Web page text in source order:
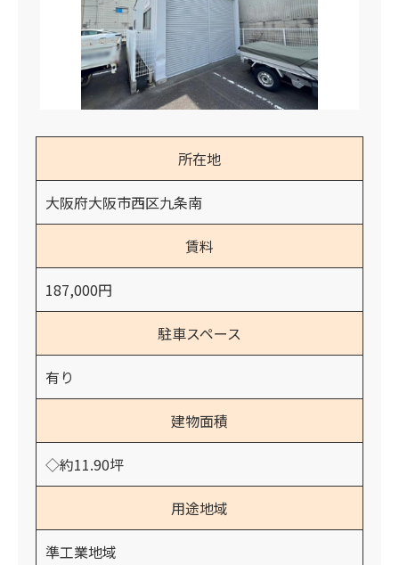
所在地
大阪府大阪市西区九条南
賃料
187,000円
駐車スペース
有り
建物面積
◇約11.90坪
用途地域
準工業地域